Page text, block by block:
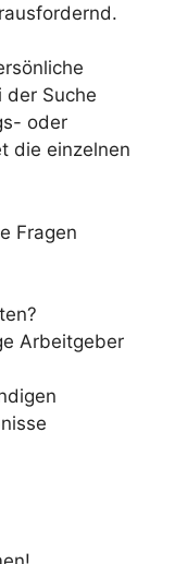
der Suche
oder
die einzelnen
Fragen
Arbeitgeber